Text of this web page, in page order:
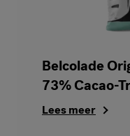
Belcolade
73% Cacao-
Lees meer